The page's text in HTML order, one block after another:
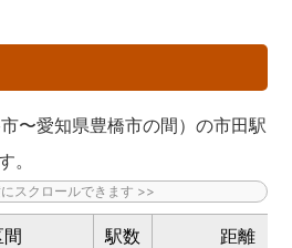
〜愛知県豊橋市の間）の市田駅
。
間 駅数
距離